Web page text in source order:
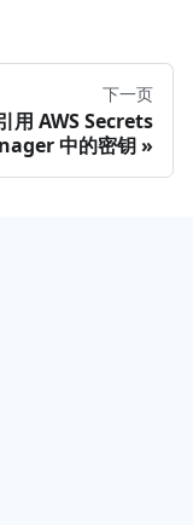
下一页
用 AWS Secrets
中的密钥